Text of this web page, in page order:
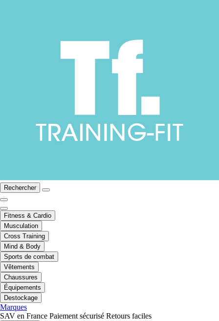
Rechercher
Fitness & Cardio
Musculation
Cross Training
Mind & Body
Sports de combat
Vêtements
Chaussures
Équipements
Destockage
Marques
SAV en France Paiement sécurisé Retours faciles